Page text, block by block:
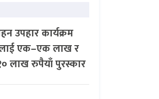
उपहार कार्यक्रम
एक–एक लाख र
लाख रुपैयाँ पुरस्कार